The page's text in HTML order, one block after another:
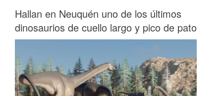
Hallan en Neuquén uno de los últimos
dinosaurios de cuello largo y pico de pato